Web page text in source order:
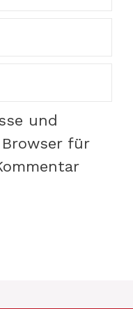
und
für